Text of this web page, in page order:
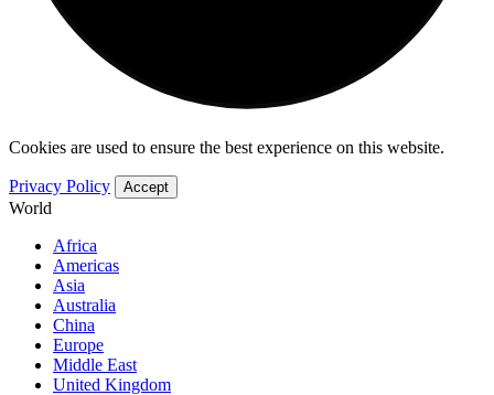
Cookies are used to ensure the best experience on this website.
Privacy Policy Accept
World
Africa
Americas
Asia
Australia
China
Europe
Middle East
United Kingdom